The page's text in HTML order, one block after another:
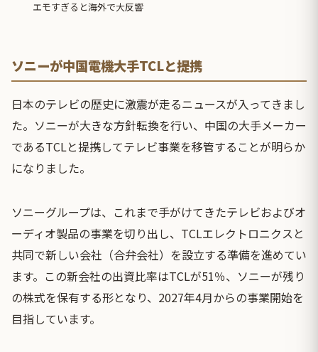
エモすぎると海外で大反響
ソニーが中国電機大手TCLと提携
日本のテレビの歴史に激震が走るニュースが入ってきまし
た。ソニーが大きな方針転換を行い、中国の大手メーカー
であるTCLと提携してテレビ事業を移管することが明らか
になりました。
ソニーグループは、これまで手がけてきたテレビおよびオ
ーディオ製品の事業を切り出し、TCLエレクトロニクスと
共同で新しい会社（合弁会社）を設立する準備を進めてい
ます。この新会社の出資比率はTCLが51％、ソニーが残り
の株式を保有する形となり、2027年4月からの事業開始を
目指しています。